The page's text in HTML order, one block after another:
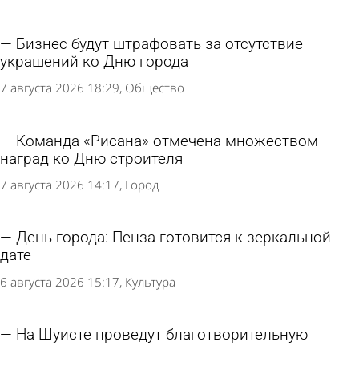
Бизнес будут штрафовать за отсутствие
украшений ко Дню города
7 августа 2026 18:29 Общество
Команда «Рисана» отмечена множеством
наград ко Дню строителя
7 августа 2026 14:17 Город
День города: Пенза готовится к зеркальной
дате
6 августа 2026 15:17 Культура
На Шуисте проведут благотворительную